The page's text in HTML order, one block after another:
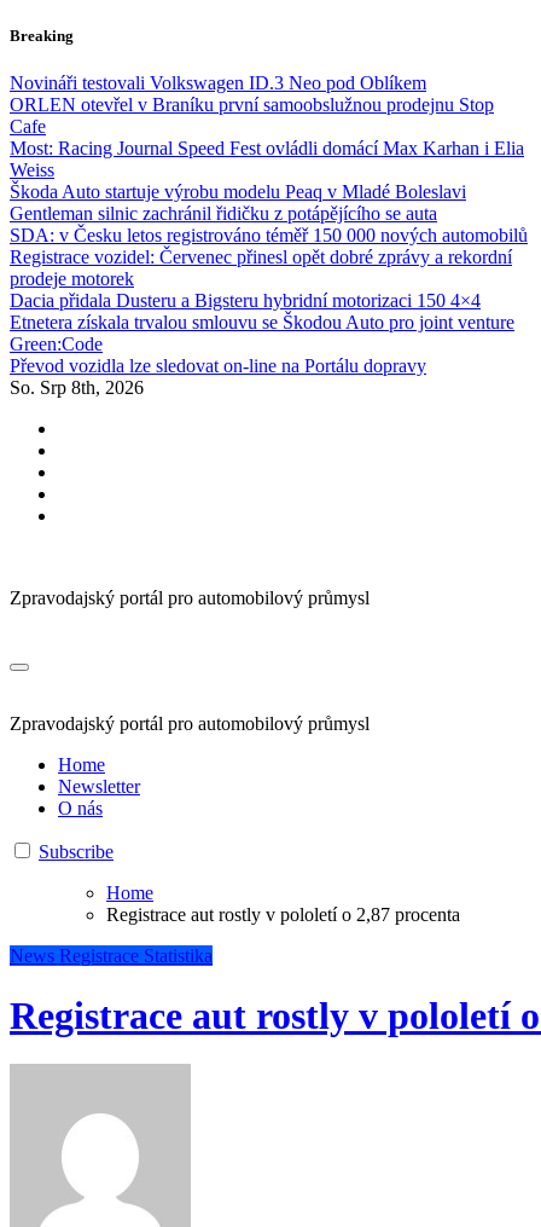
Skip
content
Breaking
Novináři testovali Volkswagen ID.3 Neo pod Oblíkem
ORLEN otevřel v Braníku první samoobslužnou prodejnu Stop
Cafe
Most: Racing Journal Speed Fest ovládli domácí Max Karhan i Elia
Weiss
Škoda Auto startuje výrobu modelu Peaq v Mladé Boleslavi
Gentleman silnic zachránil řidičku z potápějícího se auta
SDA: v Česku letos registrováno téměř 150 000 nových automobilů
Registrace vozidel: Červenec přinesl opět dobré zprávy a rekordní
prodeje motorek
Dacia přidala Dusteru a Bigsteru hybridní motorizaci 150 4×4
Etnetera získala trvalou smlouvu se Škodou Auto pro joint venture
Green:Code
Převod vozidla lze sledovat on-line na Portálu dopravy
So. Srp 8th, 2026
Zpravodajský portál pro automobilový průmysl
Zpravodajský portál pro automobilový průmysl
Home
Newsletter
O nás
Subscribe
Home
Registrace aut rostly v pololetí o 2,87 procenta
News Registrace Statistika
Registrace aut rostly v pololetí